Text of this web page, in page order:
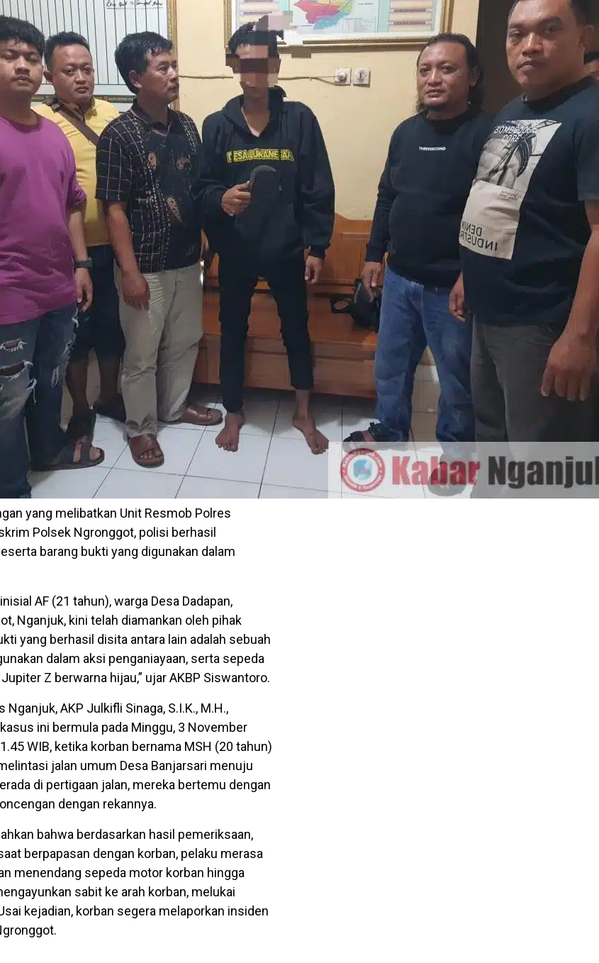
yang melibatkan Unit Resmob Polres
Polsek Ngronggot, polisi berhasil
barang bukti yang digunakan dalam
AF (21 tahun), warga Desa Dadapan,
Nganjuk, kini telah diamankan oleh pihak
yang berhasil disita antara lain adalah sebuah
dalam aksi penganiayaan, serta sepeda
Z berwarna hijau,” ujar AKBP Siswantoro.
AKP Julkifli Sinaga, S.I.K., M.H.,
ini bermula pada Minggu, 3 November
WIB, ketika korban bernama MSH (20 tahun)
jalan umum Desa Banjarsari menuju
di pertigaan jalan, mereka bertemu dengan
dengan rekannya.
bahwa berdasarkan hasil pemeriksaan,
berpapasan dengan korban, pelaku merasa
menendang sepeda motor korban hingga
sabit ke arah korban, melukai
kejadian, korban segera melaporkan insiden